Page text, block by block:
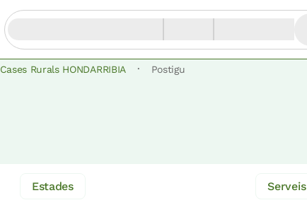
Cases Rurals HONDARRIBIA · Postigu
Estades Serveis